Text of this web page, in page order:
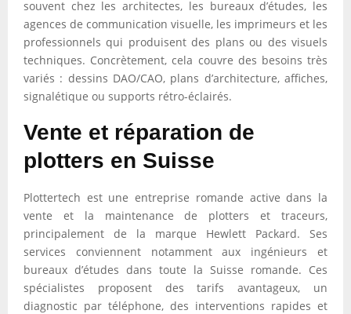
souvent chez les architectes, les bureaux d’études, les
agences de communication visuelle, les imprimeurs et les
professionnels qui produisent des plans ou des visuels
techniques. Concrètement, cela couvre des besoins très
variés : dessins DAO/CAO, plans d’architecture, affiches,
signalétique ou supports rétro-éclairés.
Vente et réparation de
plotters en Suisse
Plottertech est une entreprise romande active dans la
vente et la maintenance de plotters et traceurs,
principalement de la marque Hewlett Packard. Ses
services conviennent notamment aux ingénieurs et
bureaux d’études dans toute la Suisse romande. Ces
spécialistes proposent des tarifs avantageux, un
diagnostic par téléphone, des interventions rapides et